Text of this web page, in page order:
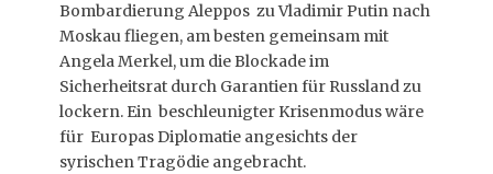
Bombardierung Aleppos zu Vladimir Putin nach
Moskau fliegen, am besten gemeinsam mit
Angela Merkel, um die Blockade im
Sicherheitsrat durch Garantien für Russland zu
lockern. Ein beschleunigter Krisenmodus wäre
für Europas Diplomatie angesichts der
syrischen Tragödie angebracht.